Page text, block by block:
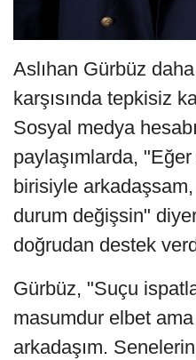
Aslıhan Gürbüz
karşısında tepkisiz
Sosyal medya
paylaşımlarda,
birisiyle
durum değişsin"
doğrudan destek
Gürbüz, "Suçu
masumdur elbet
arkadaşım.